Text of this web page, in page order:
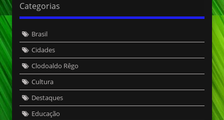
Categorias
Brasil
Cidades
Clodoaldo Rêgo
Cultura
Destaques
Educação